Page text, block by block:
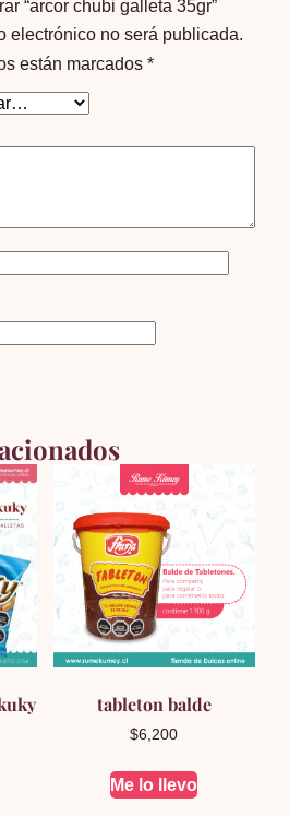
“arcor chubi galleta 35gr”
electrónico no será publicada.
están marcados*
tableton balde
$6,200
Me lo llevo